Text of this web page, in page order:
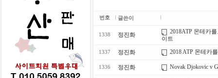
번호 글쓴이
1338 정진화
2018ATP 몬테카
이트
1337 정진화 2018 ATP 몬테카
1336 정진화 Novak Djokovic v